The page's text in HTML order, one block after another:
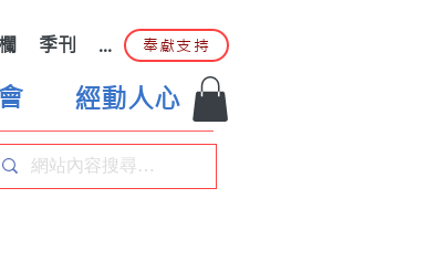
季刊 ... 奉獻支持
經動人心